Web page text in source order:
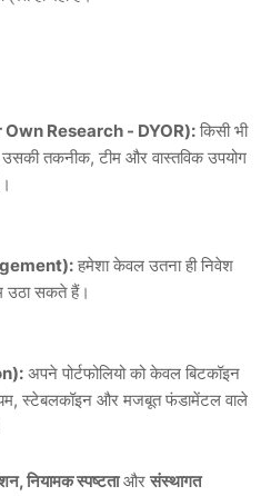
Own Research - DYOR): किसी भी
तकनीक, टीम और वास्तविक उपयोग
हमेशा केवल उतना ही निवेश
उठा सकते हैं।
अपने पोर्टफोलियो को केवल बिटकॉइन
स्टेबलकॉइन और मजबूत फंडामेंटल वाले
नियामक स्पष्टताऔर संस्थागत